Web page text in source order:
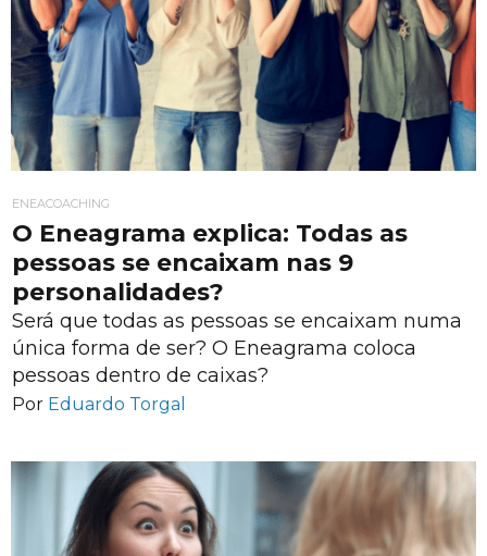
ENEACOACHING
O Eneagrama explica: Todas as
pessoas se encaixam nas 9
personalidades?
Será que todas as pessoas se encaixam numa
única forma de ser? O Eneagrama coloca
pessoas dentro de caixas?
Por Eduardo Torgal